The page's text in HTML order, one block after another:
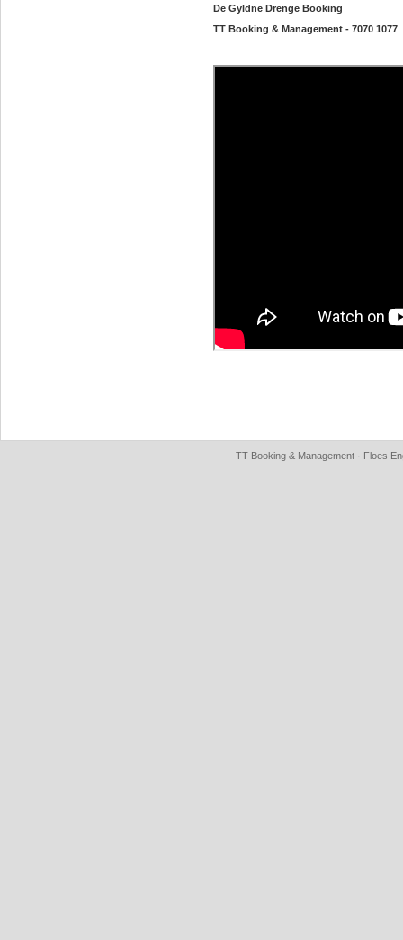
De Gyldne Drenge Booking
TT Booking & Management - 7070 1077
TT Booking & Management · Floes